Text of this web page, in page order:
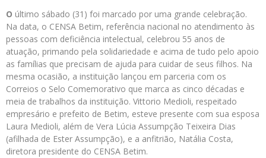
O último sábado (31) foi marcado por uma grande celebração.
Na data, o CENSA Betim, referência nacional no atendimento às
pessoas com deficiência intelectual, celebrou 55 anos de
atuação, primando pela solidariedade e acima de tudo pelo apoio
as famílias que precisam de ajuda para cuidar de seus filhos. Na
mesma ocasião, a instituição lançou em parceria com os
Correios o Selo Comemorativo que marca as cinco décadas e
meia de trabalhos da instituição. Vittorio Medioli, respeitado
empresário e prefeito de Betim, esteve presente com sua esposa
Laura Medioli, além de Vera Lúcia Assumpção Teixeira Dias
(afilhada de Ester Assumpção), e a anfitrião, Natália Costa,
diretora presidente do CENSA Betim.